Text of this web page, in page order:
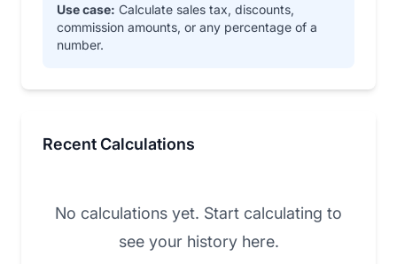
Use case: Calculate sales tax, discounts,
commission amounts, or any percentage of a
number.
Recent Calculations
No calculations yet. Start calculating to
see your history here.